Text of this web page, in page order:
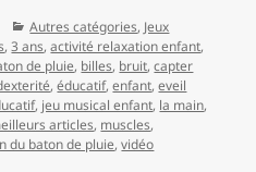
Catégories
Autres catégories, Jeux
,3 ans,activité relaxation enfant,
de pluie, billes, bruit,capter
,éducatif,enfant,eveil
, jeu musical enfant, la main,
articles, muscles,
du baton de pluie,vidéo